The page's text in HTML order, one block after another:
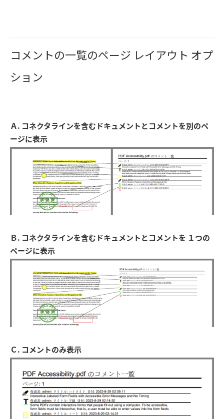
コメントの一覧のページ レイアウト オプ
ション
Ａ. コネクタラインを含むドキュメントとコメントを別のペ
ージに表示
Ｂ. コネクタラインを含むドキュメントとコメントを １つの
ページに表示
Ｃ. コメントのみ表示